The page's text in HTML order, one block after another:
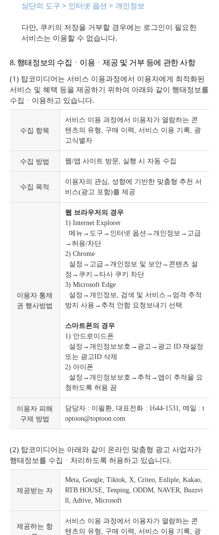
상단의 도구 > 인터넷 옵션 > 개인정보
다만, 쿠키의 저장을 거부할 경우에는 로그인이 필요한
서비스는 이용할 수 없습니다.
8. 행태정보의 수집ㆍ이용ㆍ제공 및 거부 등에 관한 사항
(1) 탑코미디어는 서비스 이용과정에서 이용자에게 최적화된
서비스 및 혜택 등을 제공하기 위하여 아래와 같이 행태정보를
수집ㆍ이용하고 있습니다.
수집 항목
서비스 이용 과정에서 이용자가 열람하는 콘
텐츠의 유형, 구매 이력, 서비스 이용 기록, 광
고식별자
수집 방법 웹/앱 사이트 방문, 실행 시 자동 수집
수집 목적
이용자의 관심, 성향에 기반한 맞춤형 추천 서
비스(광고 포함)를 제공
이용자 통제
권 행사방법
웹 브라우저의 경우
1) Internet Explorer
메뉴→도구→인터넷 옵션→개인정보→고급
→허용/차단
2) Chrome
설정→고급→개인정보 및 보안→콘텐츠 설
정→쿠키→타사 쿠키 차단
3) Microsoft Edge
설정→개인정보, 검색 및 서비스→엄격 추적
방지 사용→추적 안함 요청보내기 선택
스마트폰의 경우
1) 안드로이드폰
설정→개인정보보호→광고→광고 ID 재설정
또는 광고ID 삭제
2) 아이폰
설정→개인정보보호→추적→앱이 추적을 요
청하도록 허용 끔
이용자 피해
구제 방법
담당자 : 이필환, 대표전화 : 1644-1531, 메일 : t
optoon@toptoon.com
(2) 탑코미디어는 아래와 같이 온라인 맞춤형 광고 사업자가
행태정보를 수집ㆍ처리하도록 허용하고 있습니다.
제공받는 자
Meta, Google, Tiktok, X, Criteo, Enliple, Kakao,
RTB HOUSE, Tenping, ODDM, NAVER, Buzzvi
ll, Adtive, Microsoft
제공하는 항
서비스 이용 과정에서 이용자가 열람하는 콘
텐츠의 유형, 구매 이력, 서비스 이용 기록, 광